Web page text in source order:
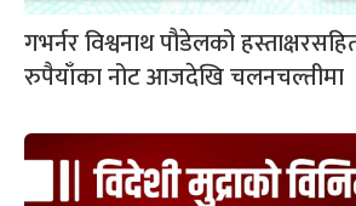
गभर्नर विश्वनाथ पौडेलको
रुपैयाँका नोट आजदेखि चलनचल्तीमा